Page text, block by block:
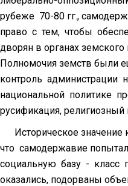
рубеже 70-80 гг.,
право с тем, чтобы
дворян в органах
Полномочия земств были
контроль администрации
национальной политике
русификация, религиозный
Историческое значение
что самодержавие
социальную базу - класс
оказались, подорваны